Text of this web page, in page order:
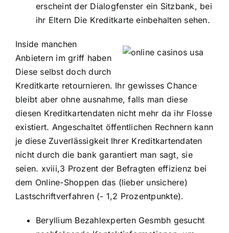
erscheint der Dialogfenster ein Sitzbank, bei
ihr Eltern Die Kreditkarte einbehalten sehen.
Inside manchen
Anbietern im griff haben
Diese selbst doch durch
Kreditkarte retournieren. Ihr gewisses Chance
bleibt aber ohne ausnahme, falls man diese
diesen Kreditkartendaten nicht mehr da ihr Flosse
existiert. Angeschaltet öffentlichen Rechnern kann
je diese Zuverlässigkeit Ihrer Kreditkartendaten
nicht durch die bank garantiert man sagt, sie
seien. xviii,3 Prozent der Befragten effizienz bei
dem Online-Shoppen das (lieber unsichere)
Lastschriftverfahren (- 1,2 Prozentpunkte).
Beryllium Bezahlexperten Gesmbh gesucht